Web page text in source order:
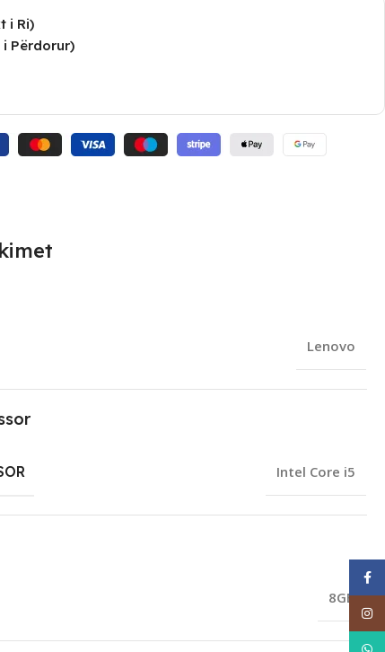
i Ri)
Përdorur)
Lenovo
Intel Core i5
8GB